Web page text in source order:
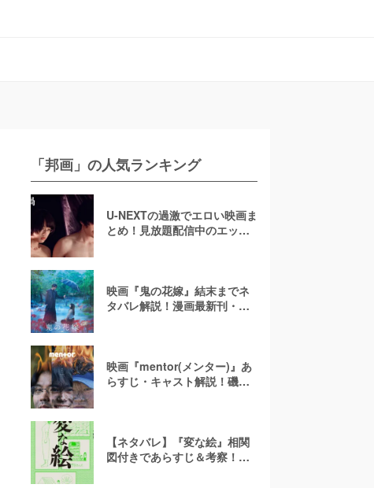
「邦画」の人気ランキング
U-NEXTの過激でエロい映画ま
とめ！見放題配信中のエッチ
映画『鬼の花嫁』結末までネ
タバレ解説！漫画最新刊・小
映画『mentor(メンター)』あ
らすじ・キャスト解説！磯村
メント
【ネタバレ】『変な絵』相関
図付きであらすじ＆考察！重